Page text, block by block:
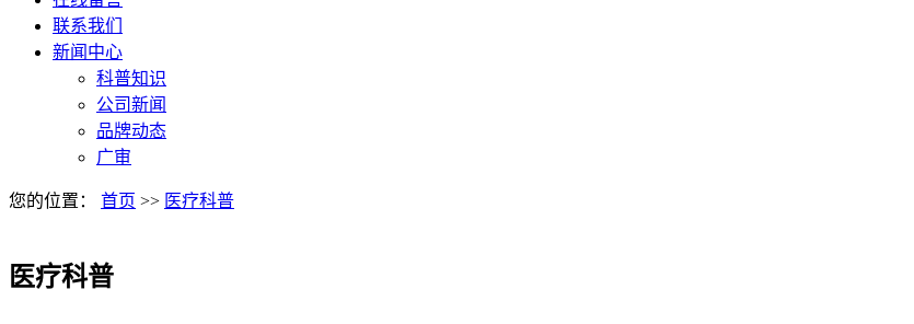
联系我们
新闻中心
科普知识
公司新闻
品牌动态
广审
您的位置： 首页 >> 医疗科普
医疗科普